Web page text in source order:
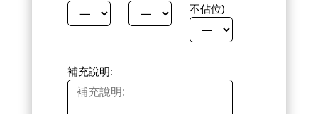
不佔位)
補充說明: